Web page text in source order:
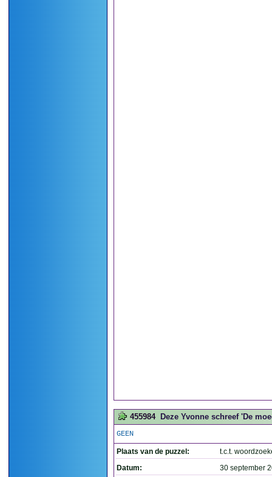
455984 Deze Yvonne schreef 'De
GEEN
Plaats van de puzzel:
t.c.t.
Datum:
30 september